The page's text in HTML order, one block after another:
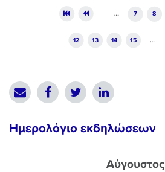
… 7 8
12 13 14 15 …
Ημερολόγιο εκδηλώσεων
Αύγουστος